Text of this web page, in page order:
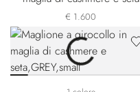
€ 1.600